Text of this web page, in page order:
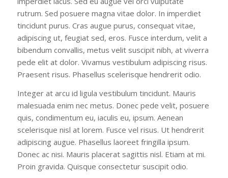
rutrum. Sed posuere magna vitae dolor. In imperdiet
tincidunt purus. Cras augue purus, consequat vitae,
adipiscing ut, feugiat sed, eros. Fusce interdum, velit a
bibendum convallis, metus velit suscipit nibh, at viverra
pede elit at dolor. Vivamus vestibulum adipiscing risus.
Praesent risus. Phasellus scelerisque hendrerit odio.
Integer at arcu id ligula vestibulum tincidunt. Mauris
malesuada enim nec metus. Donec pede velit, posuere
quis, condimentum eu, iaculis eu, ipsum. Aenean
scelerisque nisl at lorem. Fusce vel risus. Ut hendrerit
adipiscing augue. Phasellus laoreet fringilla ipsum.
Donec ac nisi. Mauris placerat sagittis nisl. Etiam at mi.
Proin gravida. Quisque consectetur suscipit odio.